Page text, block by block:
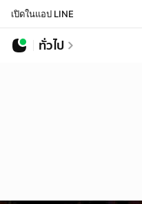
เปิดในแอป LINE
ทั่วไป